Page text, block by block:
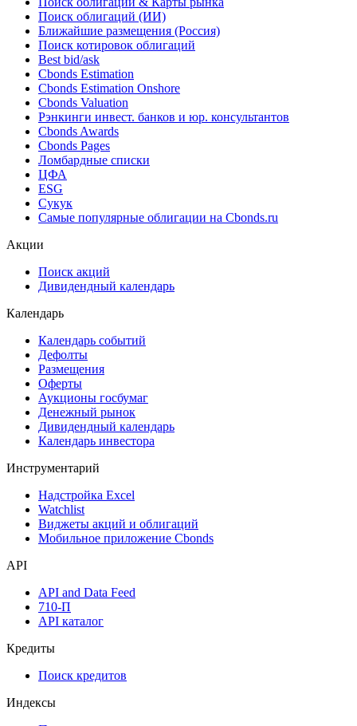
Поиск облигаций (ИИ)
Ближайшие размещения (Россия)
Поиск котировок облигаций
Best bid/ask
Cbonds Estimation
Cbonds Estimation Onshore
Cbonds Valuation
Рэнкинги инвест. банков и юр. консультантов
Cbonds Awards
Cbonds Pages
Ломбардные списки
ЦФА
ESG
Сукук
Самые популярные облигации на Cbonds.ru
Акции
Поиск акций
Дивидендный календарь
Календарь
Календарь событий
Дефолты
Размещения
Оферты
Аукционы госбумаг
Денежный рынок
Дивидендный календарь
Календарь инвестора
Инструментарий
Надстройка Excel
Watchlist
Виджеты акций и облигаций
Мобильное приложение Cbonds
API
API and Data Feed
710-П
API каталог
Кредиты
Поиск кредитов
Индексы